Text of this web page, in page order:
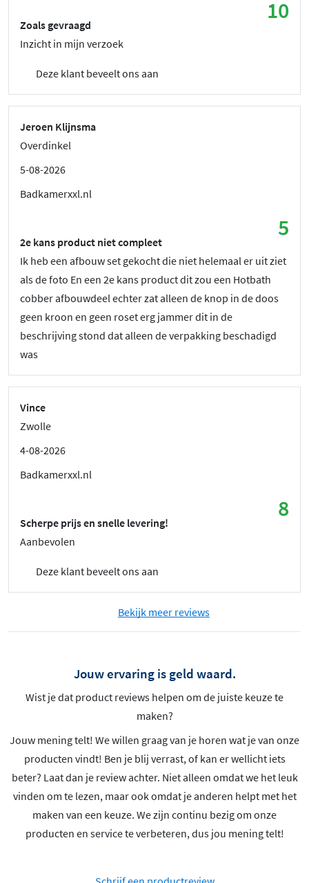
10
Zoals gevraagd
Inzicht in mijn verzoek
Deze klant beveelt ons aan
Jeroen Klijnsma
Overdinkel
5-08-2026
Badkamerxxl.nl
5
2e kans product niet compleet
Ik heb een afbouw set gekocht die niet helemaal er uit ziet
als de foto En een 2e kans product dit zou een Hotbath
cobber afbouwdeel echter zat alleen de knop in de doos
geen kroon en geen roset erg jammer dit in de
beschrijving stond dat alleen de verpakking beschadigd
was
Vince
Zwolle
4-08-2026
Badkamerxxl.nl
8
Scherpe prijs en snelle levering!
Aanbevolen
Deze klant beveelt ons aan
Bekijk meer reviews
Jouw ervaring is geld waard.
Wist je dat product reviews helpen om de juiste keuze te
maken?
Jouw mening telt! We willen graag van je horen wat je van onze
producten vindt! Ben je blij verrast, of kan er wellicht iets
beter? Laat dan je review achter. Niet alleen omdat we het leuk
vinden om te lezen, maar ook omdat je anderen helpt met het
maken van een keuze. We zijn continu bezig om onze
producten en service te verbeteren, dus jou mening telt!